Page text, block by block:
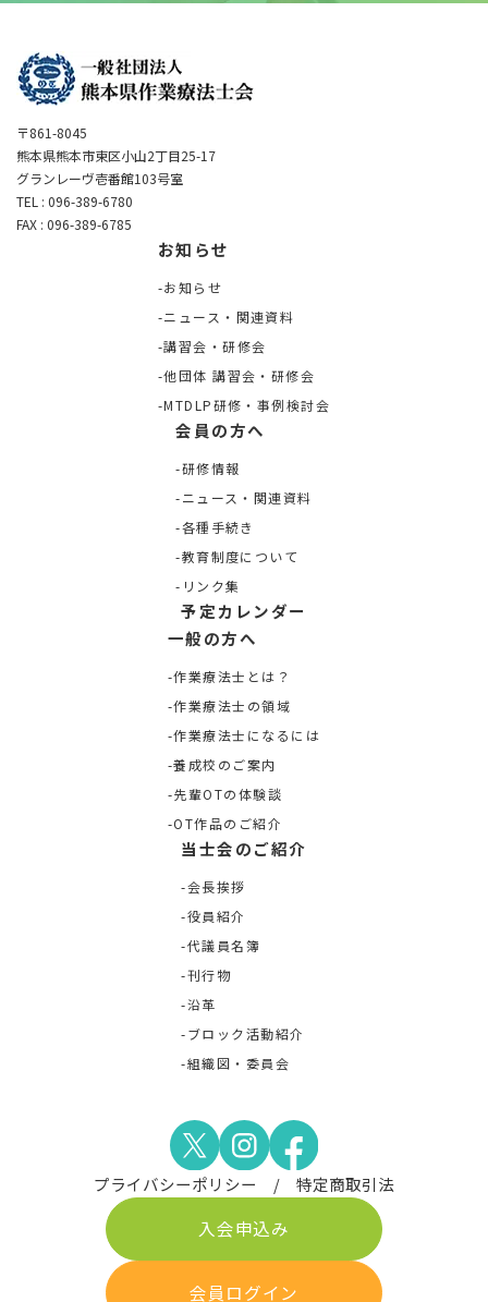
〒861-8045
熊本県熊本市東区小山2丁目25-17
グランレーヴ壱番館103号室
TEL : 096-389-6780
FAX : 096-389-6785
お知らせ
お知らせ
ニュース・関連資料
講習会・研修会
他団体 講習会・研修会
MTDLP研修・事例検討会
会員の方へ
研修情報
ニュース・関連資料
各種手続き
教育制度について
リンク集
予定カレンダー
一般の方へ
作業療法士とは？
作業療法士の領域
作業療法士になるには
養成校のご案内
先輩OTの体験談
OT作品のご紹介
当士会のご紹介
会長挨拶
役員紹介
代議員名簿
刊行物
沿革
ブロック活動紹介
組織図・委員会
プライバシーポリシー 特定商取引法
入会申込み
会員ログイン